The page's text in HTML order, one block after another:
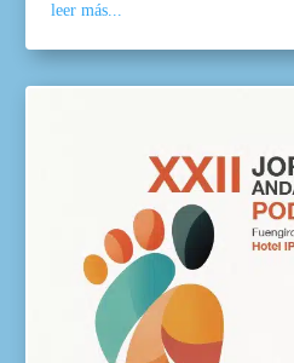
leer más...